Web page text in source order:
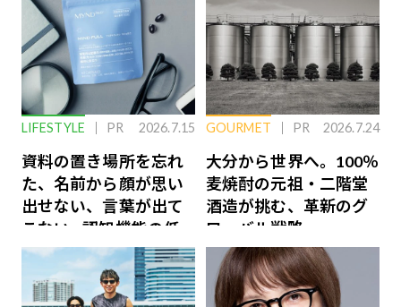
LIFESTYLE PR 2026.7.15
資料の置き場所を忘れ
た、名前から顔が思い
出せない、言葉が出て
こない…認知機能の低
下を救う、脳のインナ
ーケアとは
GOURMET PR 2026.7.24
大分から世界へ。100％
麦焼酎の元祖・二階堂
酒造が挑む、革新のグ
ローバル戦略